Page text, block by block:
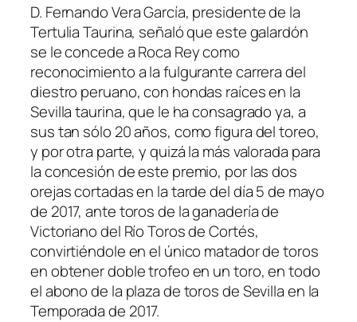
D. Fernando Vera García, presidente de la
Tertulia Taurina, señaló que este galardón
se le concede a Roca Rey como
reconocimiento a la fulgurante carrera del
diestro peruano, con hondas raíces en la
Sevilla taurina, que le ha consagrado ya, a
sus tan sólo 20 años, como figura del toreo,
y por otra parte, y quizá la más valorada para
la concesión de este premio, por las dos
orejas cortadas en la tarde del día 5 de mayo
de 2017, ante toros de la ganadería de
Victoriano del Río Toros de Cortés,
convirtiéndole en el único matador de toros
en obtener doble trofeo en un toro, en todo
el abono de la plaza de toros de Sevilla en la
Temporada de 2017.